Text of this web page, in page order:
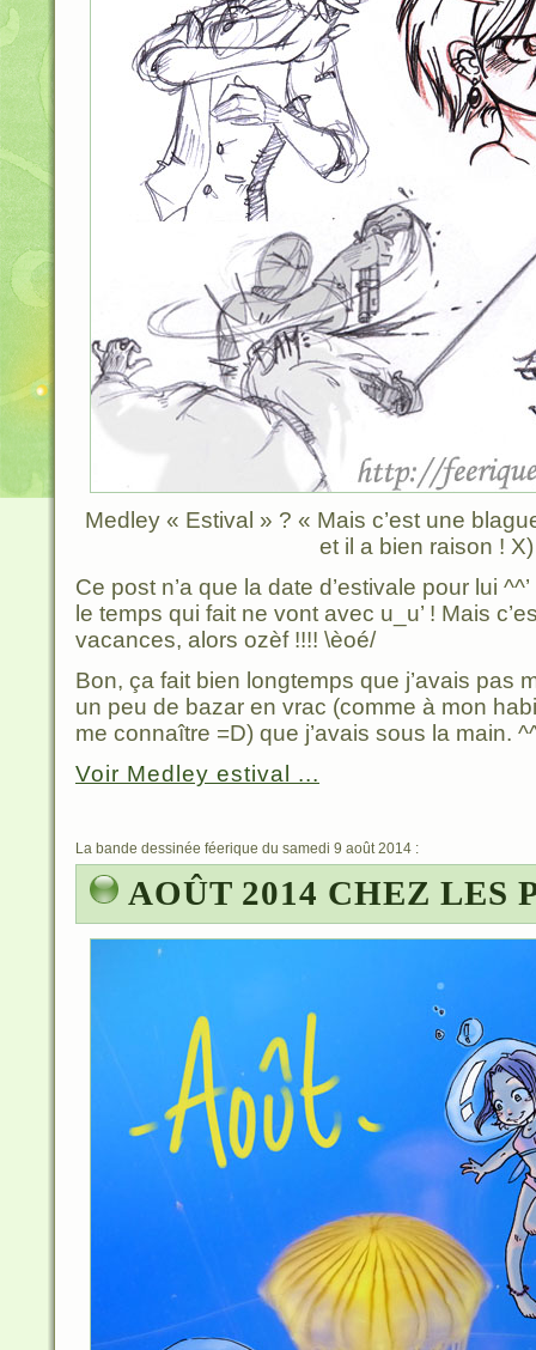
Medley « Estival » ? « Mais c’est une
et il a bien raison ! X)
Ce post n’a que la date d’estivale pour lui
le temps qui fait ne vont avec u_u’ ! Mais
vacances, alors ozèf !!!! \èoé/
Bon, ça fait bien longtemps que j’avais pas
un peu de bazar en vrac (comme à mon
me connaître =D) que j’avais sous la main.
Voir Medley estival ...
La bande dessinée féerique du samedi 9 août 2014 :
AOÛT 2014 CHEZ LES